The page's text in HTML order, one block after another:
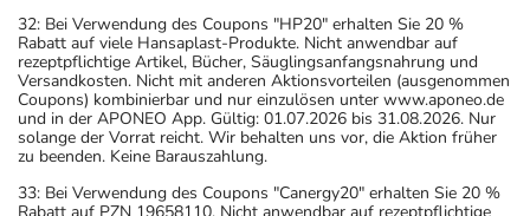
32: Bei Verwendung des Coupons "HP20" erhalten Sie 20 %
Rabatt auf viele Hansaplast-Produkte. Nicht anwendbar auf
rezeptpflichtige Artikel, Bücher, Säuglingsanfangsnahrung und
Versandkosten. Nicht mit anderen Aktionsvorteilen (ausgenommen
Coupons) kombinierbar und nur einzulösen unter www.aponeo.de
und in der APONEO App. Gültig: 01.07.2026 bis 31.08.2026. Nur
solange der Vorrat reicht. Wir behalten uns vor, die Aktion früher
zu beenden. Keine Barauszahlung.
33: Bei Verwendung des Coupons "Canergy20" erhalten Sie 20 %